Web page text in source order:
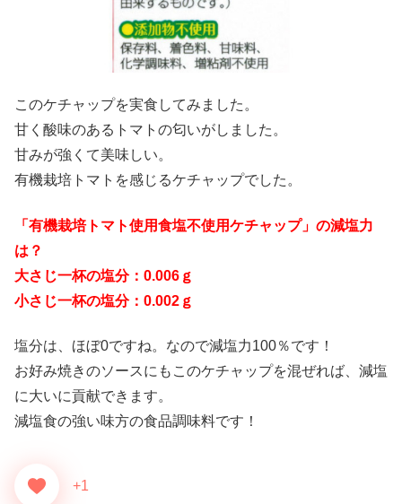
このケチャップを実食してみました。
甘く酸味のあるトマトの匂いがしました。
甘みが強くて美味しい。
有機栽培トマトを感じるケチャップでした。
「有機栽培トマト使用食塩不使用ケチャップ」の減塩力
は？
大さじ一杯の塩分：0.006ｇ
小さじ一杯の塩分：0.002ｇ
塩分は、ほぼ0ですね。なので減塩力100％です！
お好み焼きのソースにもこのケチャップを混ぜれば、減塩
に大いに貢献できます。
減塩食の強い味方の食品調味料です！
+1